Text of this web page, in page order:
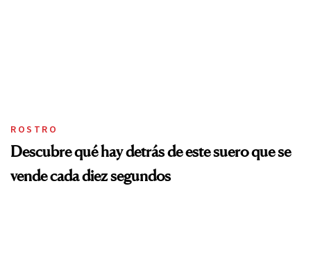
ROSTRO
Descubre qué hay detrás de este suero que se
vende cada diez segundos